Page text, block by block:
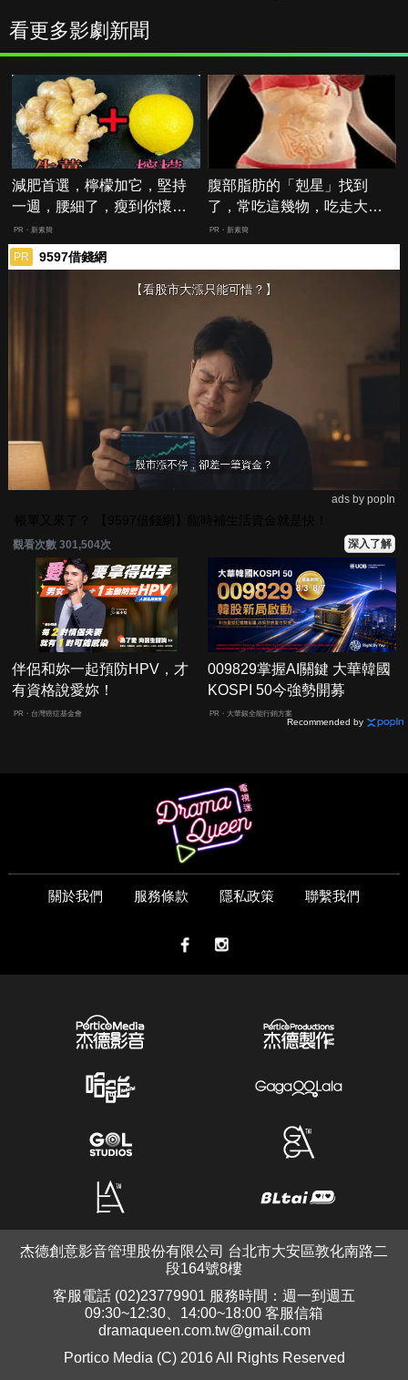
看更多影劇新聞
減肥首選，檸檬加它，堅持
一週，腰細了，瘦到你懷疑
人生
PR・新素簡
腹部脂肪的「剋星」找到
了，常吃這幾物，吃走大肚
囊，瘦出小蠻腰
PR・新素簡
PR 9597借錢網
ads by popIn
觀看次數 301,504次 深入了解
伴侶和妳一起預防HPV，才
有資格說愛妳！
PR・台灣癌症基金會
009829掌握AI關鍵 大華韓國
KOSPI 50今強勢開募
PR・大華銀全能行銷方案
Recommended by
關於我們 服務條款 隱私政策 聯繫我們
杰德創意影音管理股份有限公司 台北市大安區敦化南路二
段164號8樓
客服電話 (02)23779901 服務時間：週一到週五
09:30~12:30、14:00~18:00 客服信箱
dramaqueen.com.tw@gmail.com
Portico Media (C) 2016 All Rights Reserved